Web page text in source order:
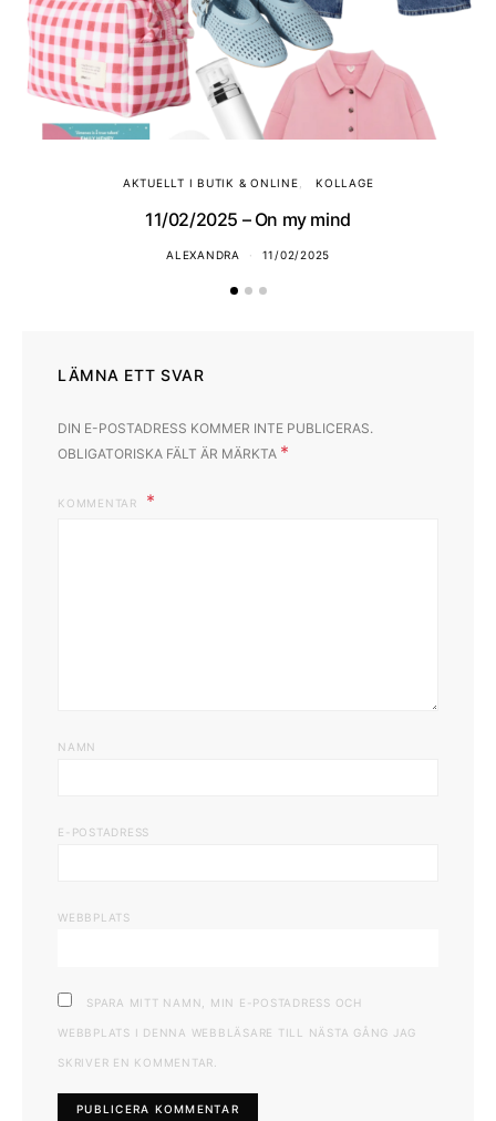
AKTUELLT I BUTIK & ONLINE KOLLAGE
11/02/2025 – On my mind
ALEXANDRA 11/02/2025
LÄMNA ETT SVAR
DIN E-POSTADRESS KOMMER INTE PUBLICERAS.
OBLIGATORISKA FÄLT ÄR MÄRKTA *
KOMMENTAR
NAMN
E-POSTADRESS
WEBBPLATS
SPARA MITT NAMN, MIN E-POSTADRESS OCH
WEBBPLATS I DENNA WEBBLÄSARE TILL NÄSTA GÅNG JAG
SKRIVER EN KOMMENTAR.